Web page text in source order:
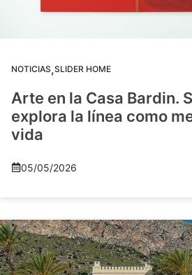
NOTICIAS,SLIDER HOME
Arte en la Casa Bardin.
explora la línea como
vida
05/05/2026